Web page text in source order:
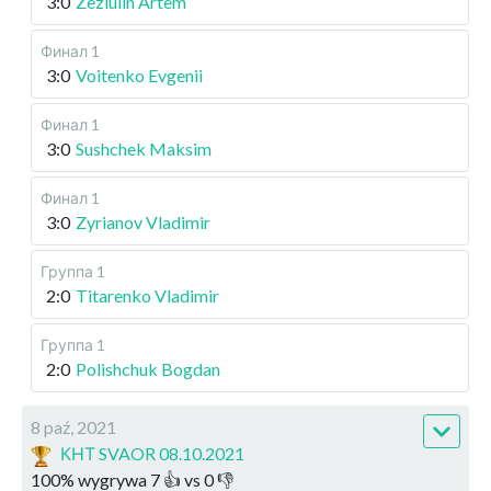
Финал 1
3:0 Voitenko Evgenii
Финал 1
3:0 Sushchek Maksim
Финал 1
3:0 Zyrianov Vladimir
Группа 1
2:0 Titarenko Vladimir
Группа 1
2:0 Polishchuk Bogdan
8 paź, 2021
КНТ SVAOR 08.10.2021
100% wygrywa 7 👍 vs 0👎